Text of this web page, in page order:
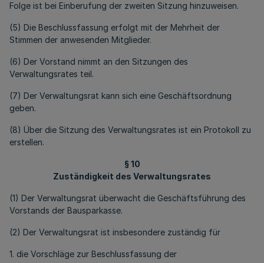
Folge ist bei Einberufung der zweiten Sitzung hinzuweisen.
(5) Die Beschlussfassung erfolgt mit der Mehrheit der
Stimmen der anwesenden Mitglieder.
(6) Der Vorstand nimmt an den Sitzungen des
Verwaltungsrates teil.
(7) Der Verwaltungsrat kann sich eine Geschäftsordnung
geben.
(8) Über die Sitzung des Verwaltungsrates ist ein Protokoll zu
erstellen.
§ 10
Zuständigkeit des Verwaltungsrates
(1) Der Verwaltungsrat überwacht die Geschäftsführung des
Vorstands der Bausparkasse.
(2) Der Verwaltungsrat ist insbesondere zuständig für
1. die Vorschläge zur Beschlussfassung der